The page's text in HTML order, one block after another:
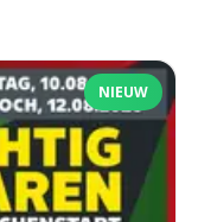
NIEUW